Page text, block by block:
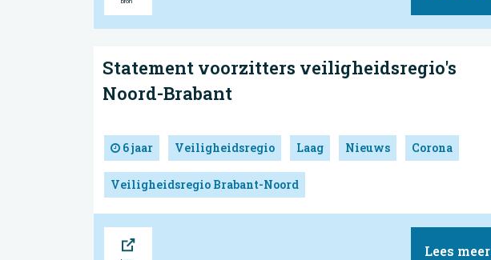
Statement voorzitters veiligheidsregio's
Noord-Brabant
6 jaar Veiligheidsregio Laag Nieuws Corona
Veiligheidsregio Brabant-Noord
Lees meer